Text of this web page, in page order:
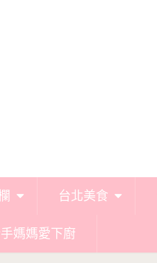
台北美食
媽媽愛下廚